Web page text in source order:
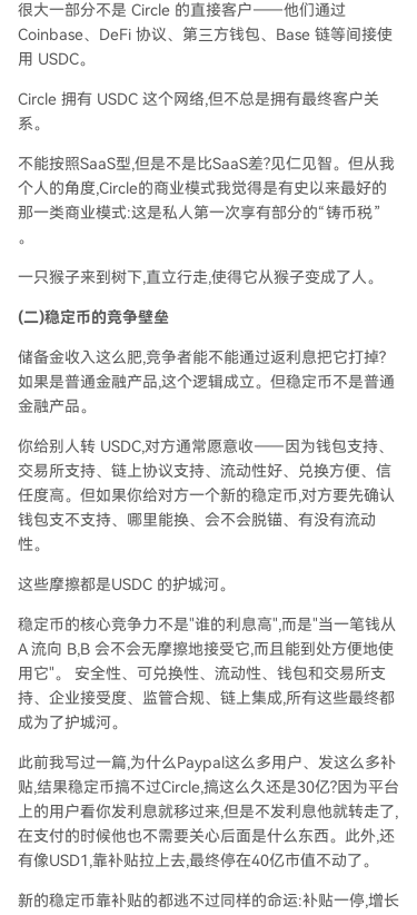
很大一部分不是 Circle 的直接客户——他们通过
Coinbase、DeFi 协议、第三方钱包、Base 链等间接使
用 USDC。
Circle 拥有 USDC 这个网络,但不总是拥有最终客户关
系。
不能按照SaaS型,但是不是比SaaS差?见仁见智。但从我
个人的角度,Circle的商业模式我觉得是有史以来最好的
那一类商业模式:这是私人第一次享有部分的“铸币税”
。
一只猴子来到树下,直立行走,使得它从猴子变成了人。
(二)稳定币的竞争壁垒
储备金收入这么肥,竞争者能不能通过返利息把它打掉?
如果是普通金融产品,这个逻辑成立。但稳定币不是普通
金融产品。
你给别人转 USDC,对方通常愿意收——因为钱包支持、
交易所支持、链上协议支持、流动性好、兑换方便、信
任度高。但如果你给对方一个新的稳定币,对方要先确认
钱包支不支持、哪里能换、会不会脱锚、有没有流动
性。
这些摩擦都是USDC 的护城河。
稳定币的核心竞争力不是"谁的利息高",而是"当一笔钱从
A 流向 B,B 会不会无摩擦地接受它,而且能到处方便地使
用它"。 安全性、可兑换性、流动性、钱包和交易所支
持、企业接受度、监管合规、链上集成,所有这些最终都
成为了护城河。
此前我写过一篇,为什么Paypal这么多用户、发这么多补
贴,结果稳定币搞不过Circle,搞这么久还是30亿?因为平台
上的用户看你发利息就移过来,但是不发利息他就转走了,
在支付的时候他也不需要关心后面是什么东西。此外,还
有像USD1,靠补贴拉上去,最终停在40亿市值不动了。
新的稳定币靠补贴的都逃不过同样的命运:补贴一停,增长